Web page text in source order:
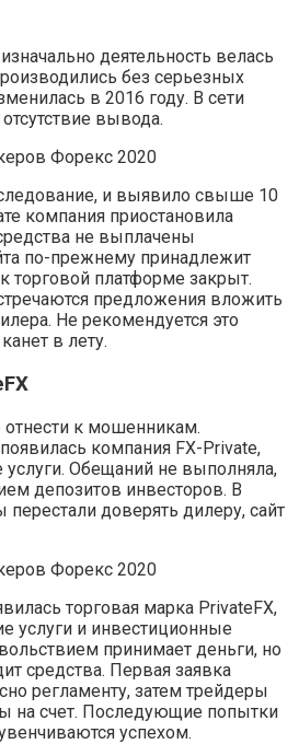
деятельность велась
без серьезных
в 2016 году. В сети
вывода.
и выявило свыше 10
компания приостановила
не выплачены
по-прежнему принадлежит
торговой платформе закрыт.
предложения вложить
Не рекомендуется это
в лету.
к мошенникам.
компания FX-Private,
услуги. Обещаний не выполняла,
депозитов инвесторов. В
перестали доверять дилеру, сайт
торговая марка PrivateFX,
услуги и инвестиционные
принимает деньги, но
средства. Первая заявка
регламенту, затем трейдеры
на счет. Последующие попытки
успехом.